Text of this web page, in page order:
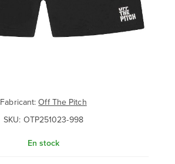
Fabricant: Off The Pitch
SKU: OTP251023-998
En stock